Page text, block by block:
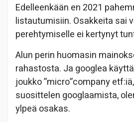
Edelleenkään en 2021
listautumisiin. Osakkeita sai
perehtymiselle ei kertynyt
Alun perin huomasin
rahastosta. Ja googlea
joukko ”micro”company
suosittelen googlaamista,
ylpeä osakas.